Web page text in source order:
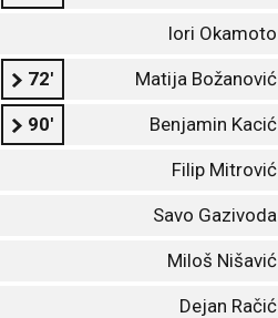
Iori Okamoto
72' Matija Božanović
90' Benjamin Kacić
Filip Mitrović
Savo Gazivoda
Miloš Nišavić
Dejan Račić